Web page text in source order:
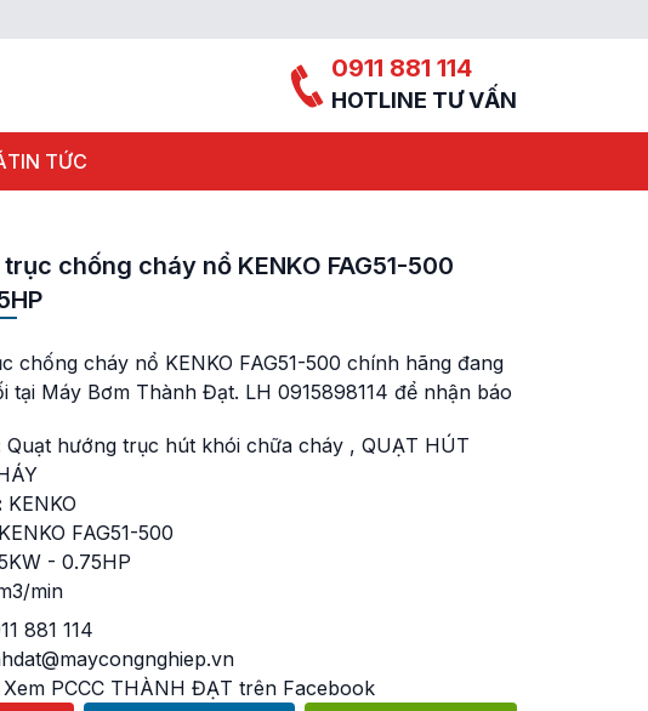
0911 881 114
HOTLINE TƯ VẤN
TIN TỨC
chống cháy nổ KENKO FAG51-500
chống cháy nổ KENKO FAG51-500 chính hãng đang
tại Máy Bơm Thành Đạt. LH 0915898114 để nhận báo
Quạt hướng trục hút khói chữa cháy , QUẠT HÚT
KENKO
KENKO FAG51-500
- 0.75HP
min
881 114
Xem PCCC THÀNH ĐẠT trên Facebook